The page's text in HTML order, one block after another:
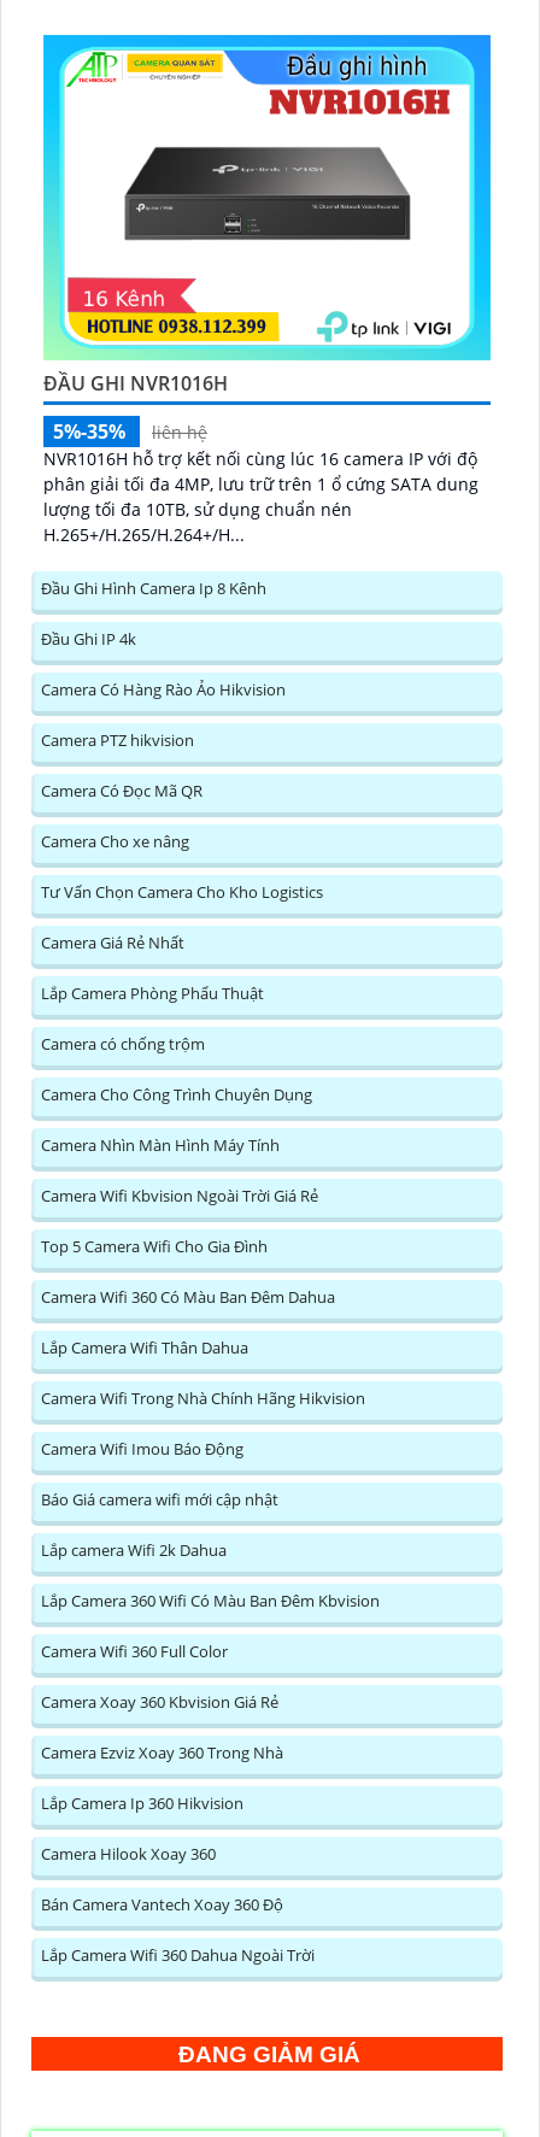
ĐẦU GHI NVR1016H
5%-35%
liên hệ
NVR1016H hỗ trợ kết nối cùng lúc 16 camera IP với độ
phân giải tối đa 4MP, lưu trữ trên 1 ổ cứng SATA dung
lượng tối đa 10TB, sử dụng chuẩn nén
H.265+/H.265/H.264+/H...
Đầu Ghi Hình Camera Ip 8 Kênh
Đầu Ghi IP 4k
Camera Có Hàng Rào Ảo Hikvision
Camera PTZ hikvision
Camera Có Đọc Mã QR
Camera Cho xe nâng
Tư Vấn Chọn Camera Cho Kho Logistics
Camera Giá Rẻ Nhất
Lắp Camera Phòng Phẩu Thuật
Camera có chống trộm
Camera Cho Công Trình Chuyên Dụng
Camera Nhìn Màn Hình Máy Tính
Camera Wifi Kbvision Ngoài Trời Giá Rẻ
Top 5 Camera Wifi Cho Gia Đình
Camera Wifi 360 Có Màu Ban Đêm Dahua
Lắp Camera Wifi Thân Dahua
Camera Wifi Trong Nhà Chính Hãng Hikvision
Camera Wifi Imou Báo Động
Báo Giá camera wifi mới cập nhật
Lắp camera Wifi 2k Dahua
Lắp Camera 360 Wifi Có Màu Ban Đêm Kbvision
Camera Wifi 360 Full Color
Camera Xoay 360 Kbvision Giá Rẻ
Camera Ezviz Xoay 360 Trong Nhà
Lắp Camera Ip 360 Hikvision
Camera Hilook Xoay 360
Bán Camera Vantech Xoay 360 Độ
Lắp Camera Wifi 360 Dahua Ngoài Trời
ĐANG GIẢM GIÁ